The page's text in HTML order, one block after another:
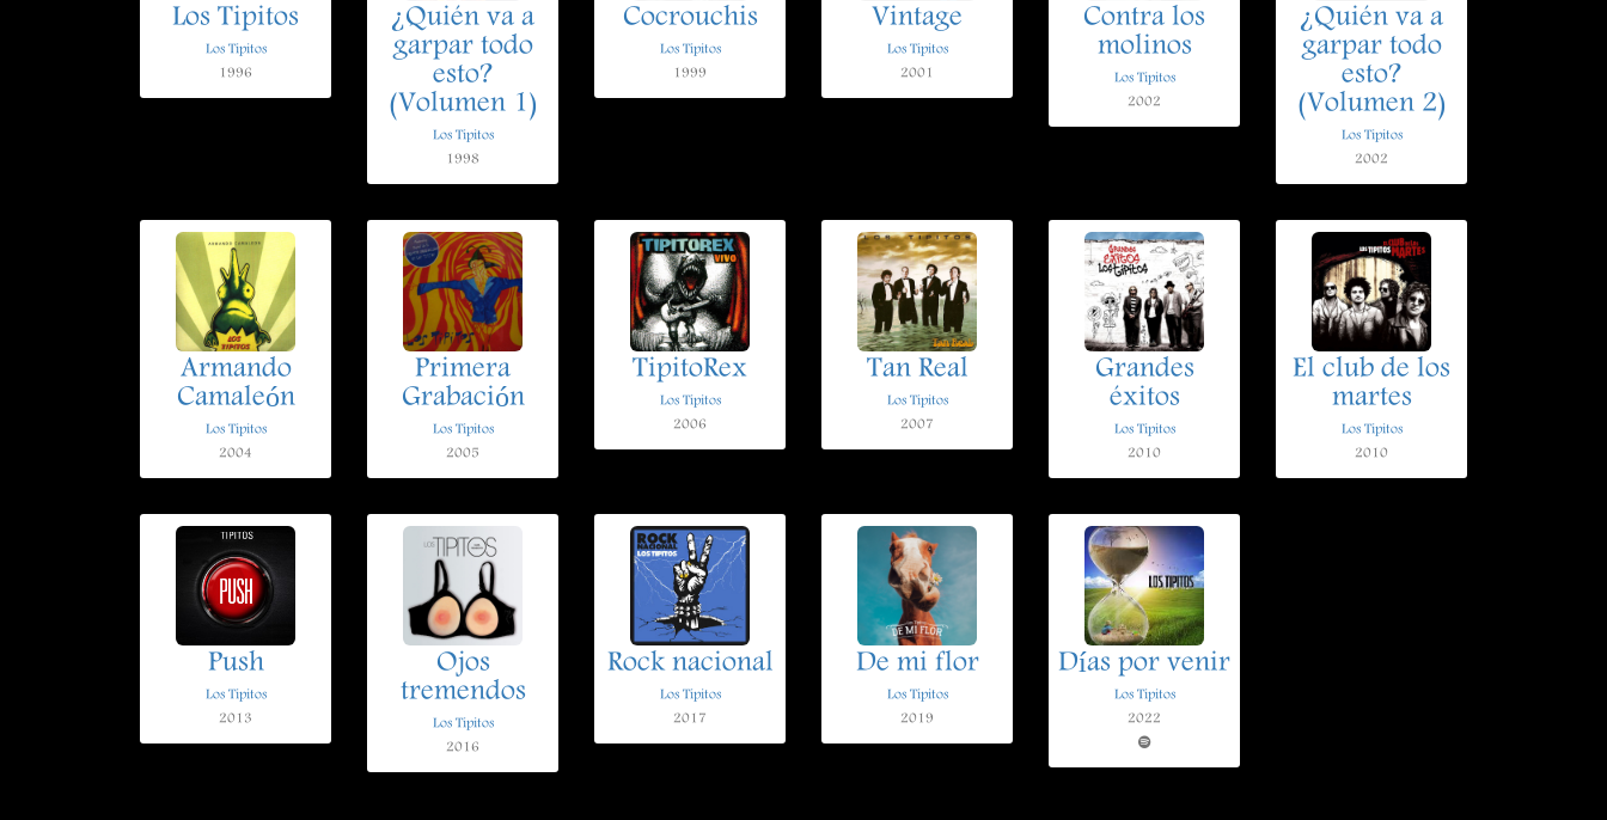
Los Tipitos
Los Tipitos
1996
¿Quién va a
garpar todo
esto?
(Volumen 1)
Los Tipitos
1998
Cocrouchis
Los Tipitos
1999
Vintage
Los Tipitos
2001
Contra los
molinos
Los Tipitos
2002
¿Quién va a
garpar todo
esto?
(Volumen 2)
Los Tipitos
2002
Armando
Camaleón
Los Tipitos
2004
Primera
Grabación
Los Tipitos
2005
TipitoRex
Los Tipitos
2006
Tan Real
Los Tipitos
2007
Grandes
éxitos
Los Tipitos
2010
El club de los
martes
Los Tipitos
2010
Push
Los Tipitos
2013
Ojos
tremendos
Los Tipitos
2016
Rock nacional
Los Tipitos
2017
De mi flor
Los Tipitos
2019
Días por venir
Los Tipitos
2022